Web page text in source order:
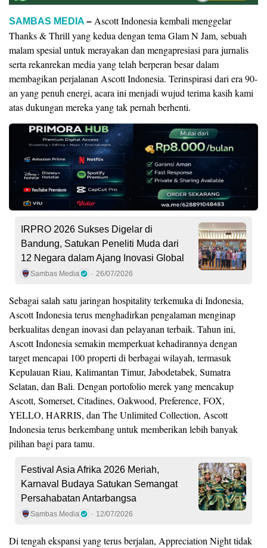
SAMBAS MEDIA – Ascott Indonesia kembali menggelar
Thanks & Thrill yang kedua dengan tema Glam N Jam, sebuah
malam spesial untuk merayakan dan mengapresiasi para jurnalis
serta rekanrekan media yang telah berperan besar dalam
membagikan perjalanan Ascott Indonesia. Terinspirasi dari era 90-
an yang penuh energi, acara ini menjadi wujud terima kasih kami
atas dukungan mereka yang tak pernah berhenti.
IRPRO 2026 Sukses Digelar di
Bandung, Satukan Peneliti Muda dari
12 Negara dalam Ajang Inovasi Global
Sambas Media 26/07/2026
Sebagai salah satu jaringan hospitality terkemuka di Indonesia,
Ascott Indonesia terus menghadirkan pengalaman menginap
berkualitas dengan inovasi dan pelayanan terbaik. Tahun ini,
Ascott Indonesia semakin memperkuat kehadirannya dengan
target mencapai 100 properti di berbagai wilayah, termasuk
Kepulauan Riau, Kalimantan Timur, Jabodetabek, Sumatra
Selatan, dan Bali. Dengan portofolio merek yang mencakup
Ascott, Somerset, Citadines, Oakwood, Preference, FOX,
YELLO, HARRIS, dan The Unlimited Collection, Ascott
Indonesia terus berkembang untuk memberikan lebih banyak
pilihan bagi para tamu.
Festival Asia Afrika 2026 Meriah,
Karnaval Budaya Satukan Semangat
Persahabatan Antarbangsa
Sambas Media 12/07/2026
Di tengah ekspansi yang terus berjalan, Appreciation Night tidak